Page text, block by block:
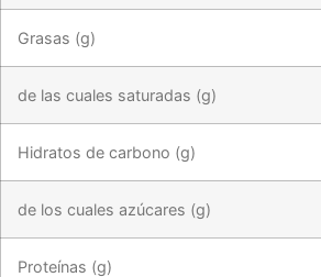
Grasas (g)
de las cuales saturadas (g)
Hidratos de carbono (g)
de los cuales azúcares (g)
Proteínas (g)